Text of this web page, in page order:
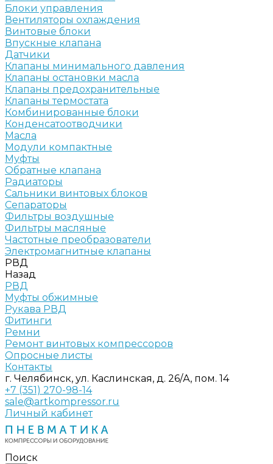
Блоки управления
Вентиляторы охлаждения
Винтовые блоки
Впускные клапана
Датчики
Клапаны минимального давления
Клапаны остановки масла
Клапаны предохранительные
Клапаны термостата
Комбинированные блоки
Конденсатоотводчики
Масла
Модули компактные
Муфты
Обратные клапана
Радиаторы
Сальники винтовых блоков
Сепараторы
Фильтры воздушные
Фильтры масляные
Частотные преобразователи
Электромагнитные клапаны
РВД
Назад
РВД
Муфты обжимные
Рукава РВД
Фитинги
Ремни
Ремонт винтовых компрессоров
Опросные листы
Контакты
г. Челябинск, ул. Каслинская, д. 26/А, пом. 14
+7 (351) 270-98-14
sale@artkompressor.ru
Личный кабинет
Поиск